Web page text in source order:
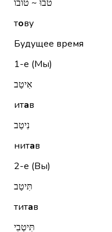
טֹבוּ ~ טובו
тову
Будущее время
1-е (Мы)
אִיטַב
итав
נִיטַב
нитав
2-е (Вы)
תִּיטַב
титав
תִּיטְבִי